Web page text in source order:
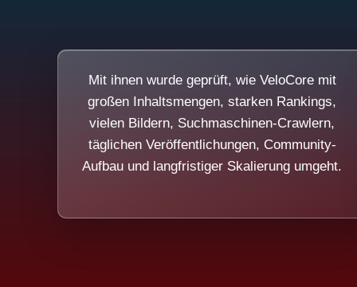
Mit ihnen wurde geprüft, wie VeloCore mit
großen Inhaltsmengen, starken Rankings,
vielen Bildern, Suchmaschinen-Crawlern,
täglichen Veröffentlichungen, Community-
Aufbau und langfristiger Skalierung umgeht.